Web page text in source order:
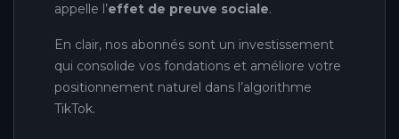
appelle l’effet de preuve sociale.
En clair, nos abonnés sont un investissement
qui consolide vos fondations et améliore votre
positionnement naturel dans l’algorithme
TikTok.